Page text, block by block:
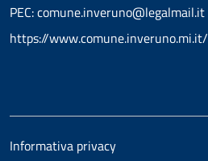
PEC: comune.inveruno@legalmail.it
https://www.comune.inveruno.mi.it/
Informativa privacy